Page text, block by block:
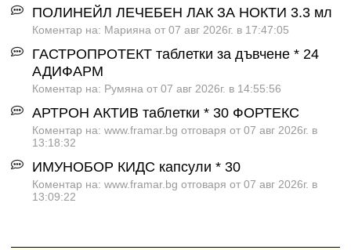
ПОЛИНЕЙЛ ЛЕЧЕБЕН ЛАК ЗА НОКТИ 3.3 мл
Коментар на: Марияна от 07 авг 2026г. в 17:47:05
ГАСТРОПРОТЕКТ таблетки за дъвчене * 24
АДИФАРМ
Коментар на: Румяна от 07 авг 2026г. в 14:55:56
АРТРОН АКТИВ таблетки * 30 ФОРТЕКС
Коментар на: www.framar.bg отговаря от 07 авг 2026г. в
13:18:32
ИМУНОБОР КИДС капсули * 30
Коментар на: www.framar.bg отговаря от 07 авг 2026г. в
13:09:22